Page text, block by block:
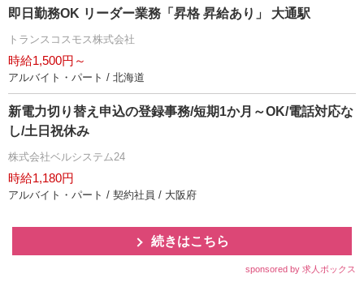
即日勤務OK リーダー業務「昇格 昇給あり」 大通駅
トランスコスモス株式会社
時給1,500円～
アルバイト・パート / 北海道
新電力切り替え申込の登録事務/短期1か月～OK/電話対応な
し/土日祝休み
株式会社ベルシステム24
時給1,180円
アルバイト・パート / 契約社員 / 大阪府
続きはこちら
sponsored by 求人ボックス